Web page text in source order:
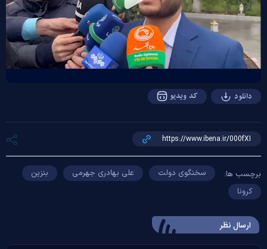
Play
Video
دانلود کد ویدیو
برچسب ها: سخنگوی دولت علی بهادری جهرمی
بنزین
کرونا
ارسال‌ نظر